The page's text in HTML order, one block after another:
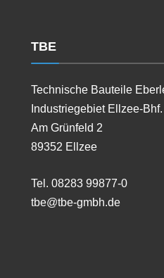
TBE
Technische Bauteile
Industriegebiet Ellzee-Bhf.
Am Grünfeld 2
89352 Ellzee
Tel. 08283 99877-0
tbe@tbe-gmbh.de